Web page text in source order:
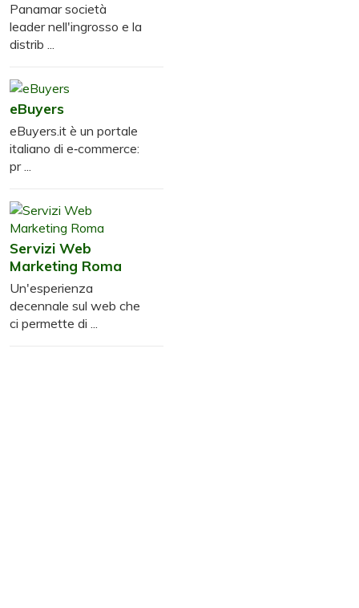
Panamar società
leader nell'ingrosso e la
distrib ...
eBuyers
eBuyers.it è un portale
italiano di e‑commerce:
pr ...
Servizi Web
Marketing Roma
Un'esperienza
decennale sul web che
ci permette di ...